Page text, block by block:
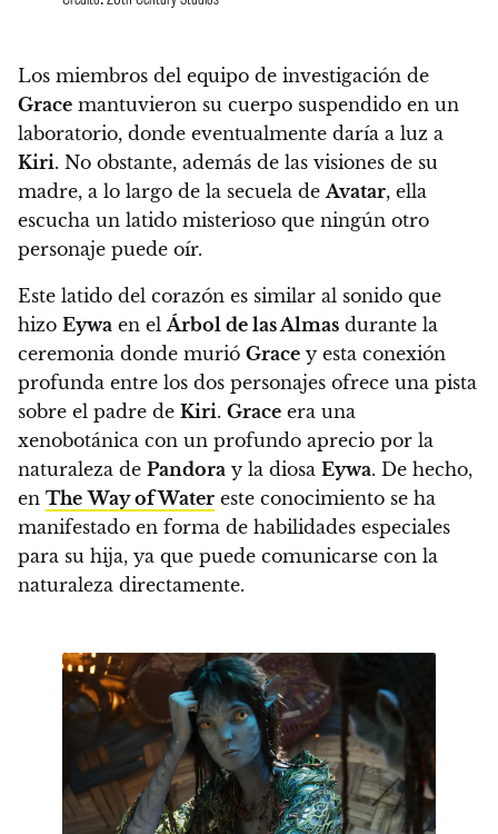
Los miembros del equipo de investigación de
Grace mantuvieron su cuerpo suspendido en un
laboratorio, donde eventualmente daría a luz a
Kiri. No obstante, además de las visiones de su
madre, a lo largo de la secuela de Avatar, ella
escucha un latido misterioso que ningún otro
personaje puede oír.
Este latido del corazón es similar al sonido que
hizo Eywa en el Árbol de las Almas durante la
ceremonia donde murió Grace y esta conexión
profunda entre los dos personajes ofrece una pista
sobre el padre de Kiri. Grace era una
xenobotánica con un profundo aprecio por la
naturaleza de Pandora y la diosa Eywa. De hecho,
en The Way of Water este conocimiento se ha
manifestado en forma de habilidades especiales
para su hija, ya que puede comunicarse con la
naturaleza directamente.